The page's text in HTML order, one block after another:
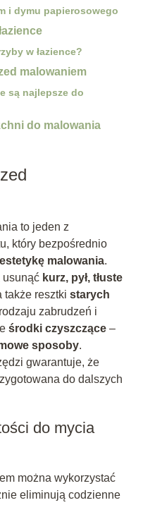
i dymu papierosowego
w łazience?
malowaniem
są najlepsze do
do malowania
to jeden z
który bezpośrednio
estetykę malowania.
usunąć kurz, pył, tłuste
także resztki starych
zabrudzeń i
środki czyszczące–
sposoby.
gwarantuje, że
do dalszych
do mycia
można wykorzystać
eliminują codzienne